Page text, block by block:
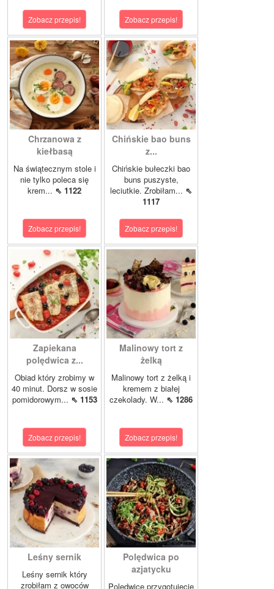
Zobacz przepis! Zobacz przepis!
Chrzanowa z
kiełbasą
Na świątecznym stole i
nie tylko poleca się
krem... ⇖ 1122
Zobacz przepis!
Chińskie bao buns
z...
Chińskie bułeczki bao
buns puszyste,
leciutkie. Zrobiłam... ⇖
1117
Zobacz przepis!
Zapiekana
polędwica z...
Obiad który zrobimy w
40 minut. Dorsz w sosie
pomidorowym... ⇖ 1153
Zobacz przepis!
Malinowy tort z
żelką
Malinowy tort z żelką i
kremem z białej
czekolady. W... ⇖ 1286
Zobacz przepis!
Leśny sernik
Leśny sernik który
zrobiłam z owoców
Polędwica po
azjatycku
Polędwicę przygotujecie